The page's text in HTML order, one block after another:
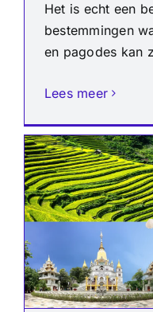
Het is echt een
bestemmingen
en pagodes kan
Lees meer